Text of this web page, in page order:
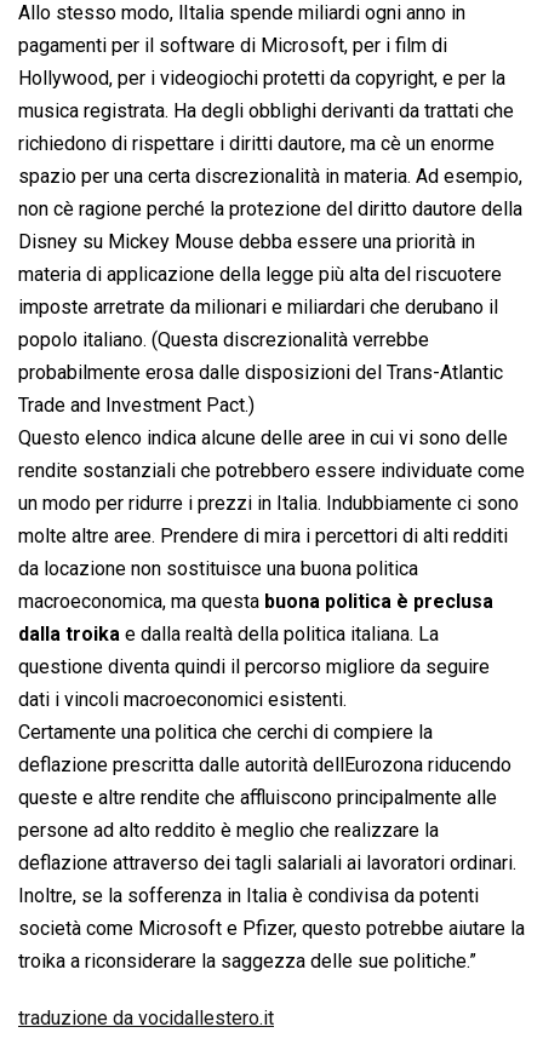
Allo stesso modo, lItalia spende miliardi ogni anno in
pagamenti per il software di Microsoft, per i film di
Hollywood, per i videogiochi protetti da copyright, e per la
musica registrata. Ha degli obblighi derivanti da trattati che
richiedono di rispettare i diritti dautore, ma cè un enorme
spazio per una certa discrezionalità in materia. Ad esempio,
non cè ragione perché la protezione del diritto dautore della
Disney su Mickey Mouse debba essere una priorità in
materia di applicazione della legge più alta del riscuotere
imposte arretrate da milionari e miliardari che derubano il
popolo italiano. (Questa discrezionalità verrebbe
probabilmente erosa dalle disposizioni del Trans-Atlantic
Trade and Investment Pact.)
Questo elenco indica alcune delle aree in cui vi sono delle
rendite sostanziali che potrebbero essere individuate come
un modo per ridurre i prezzi in Italia. Indubbiamente ci sono
molte altre aree. Prendere di mira i percettori di alti redditi
da locazione non sostituisce una buona politica
macroeconomica, ma questa buona politica è preclusa
dalla troika e dalla realtà della politica italiana. La
questione diventa quindi il percorso migliore da seguire
dati i vincoli macroeconomici esistenti.
Certamente una politica che cerchi di compiere la
deflazione prescritta dalle autorità dellEurozona riducendo
queste e altre rendite che affluiscono principalmente alle
persone ad alto reddito è meglio che realizzare la
deflazione attraverso dei tagli salariali ai lavoratori ordinari.
Inoltre, se la sofferenza in Italia è condivisa da potenti
società come Microsoft e Pfizer, questo potrebbe aiutare la
troika a riconsiderare la saggezza delle sue politiche.”
traduzione da vocidallestero.it